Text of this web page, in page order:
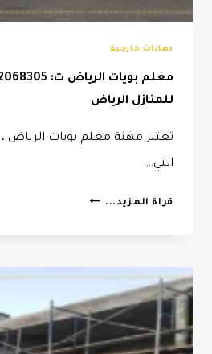
دهانات خارجية
للمنازل الرياض
تعتبر مهنة معلم بويات الرياض
التي…
قراة المزيد... معلم
0532068305
بويه
خارجيه
للمنازل